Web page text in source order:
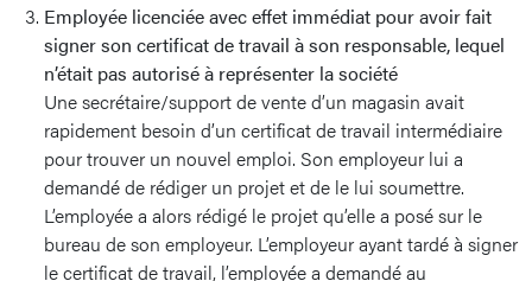
Employée licenciée avec effet immédiat pour avoir fait
signer son certificat de travail à son responsable, lequel
n’était pas autorisé à représenter la société
Une secrétaire/support de vente d’un magasin avait
rapidement besoin d’un certificat de travail intermédiaire
pour trouver un nouvel emploi. Son employeur lui a
demandé de rédiger un projet et de le lui soumettre.
L’employée a alors rédigé le projet qu’elle a posé sur le
bureau de son employeur. L’employeur ayant tardé à signer
le certificat de travail, l’employée a demandé au